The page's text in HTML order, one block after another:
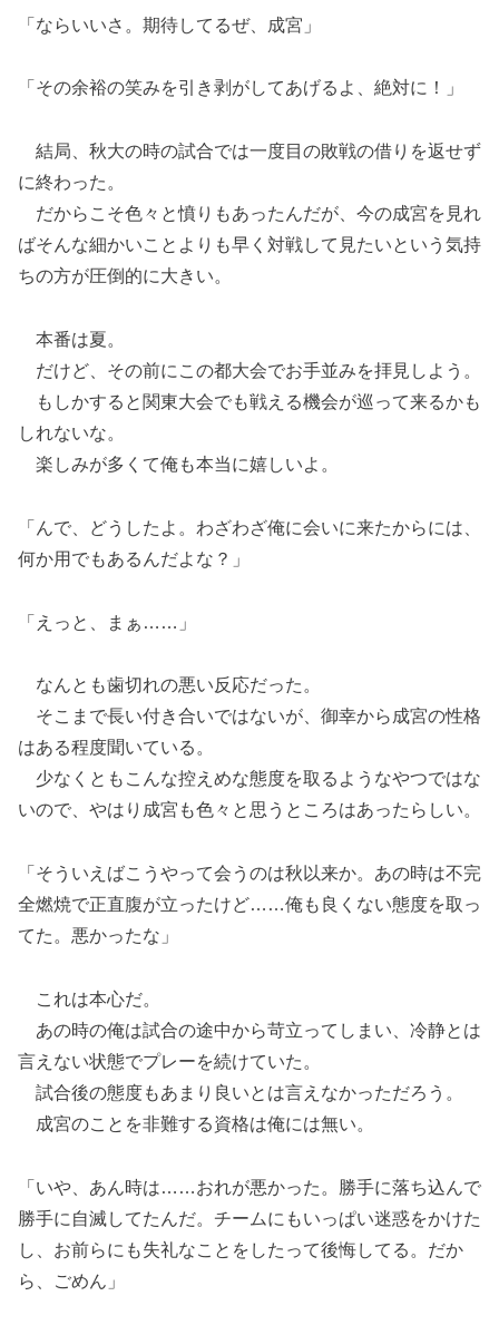
「ならいいさ。期待してるぜ、成宮」
「その余裕の笑みを引き剥がしてあげるよ、絶対に！」
結局、秋大の時の試合では一度目の敗戦の借りを返せず
に終わった。
だからこそ色々と憤りもあったんだが、今の成宮を見れ
ばそんな細かいことよりも早く対戦して見たいという気持
ちの方が圧倒的に大きい。
本番は夏。
だけど、その前にこの都大会でお手並みを拝見しよう。
もしかすると関東大会でも戦える機会が巡って来るかも
しれないな。
楽しみが多くて俺も本当に嬉しいよ。
「んで、どうしたよ。わざわざ俺に会いに来たからには、
何か用でもあるんだよな？」
「えっと、まぁ……」
なんとも歯切れの悪い反応だった。
そこまで長い付き合いではないが、御幸から成宮の性格
はある程度聞いている。
少なくともこんな控えめな態度を取るようなやつではな
いので、やはり成宮も色々と思うところはあったらしい。
「そういえばこうやって会うのは秋以来か。あの時は不完
全燃焼で正直腹が立ったけど……俺も良くない態度を取っ
てた。悪かったな」
これは本心だ。
あの時の俺は試合の途中から苛立ってしまい、冷静とは
言えない状態でプレーを続けていた。
試合後の態度もあまり良いとは言えなかっただろう。
成宮のことを非難する資格は俺には無い。
「いや、あん時は……おれが悪かった。勝手に落ち込んで
勝手に自滅してたんだ。チームにもいっぱい迷惑をかけた
し、お前らにも失礼なことをしたって後悔してる。だか
ら、ごめん」